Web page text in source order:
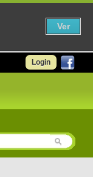
Login
Ver